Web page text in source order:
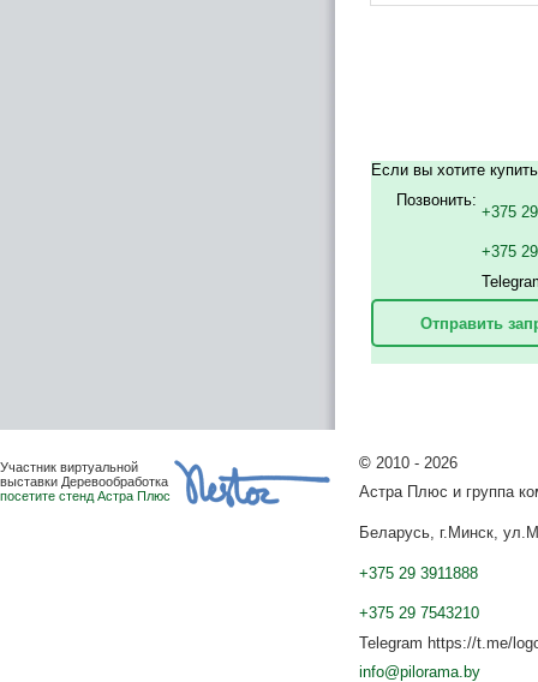
Если вы хотите
Позвонить:
+375
+375
Отправить
Участник виртуальной
выставки Деревообработка
посетите стенд Астра Плюс
© 2010 - 2026
Астра Плюс и группа
Беларусь, г.Минск,
+375 29 3911888
+375 29 7543210
Telegram https://t.me/
info@pilorama.by